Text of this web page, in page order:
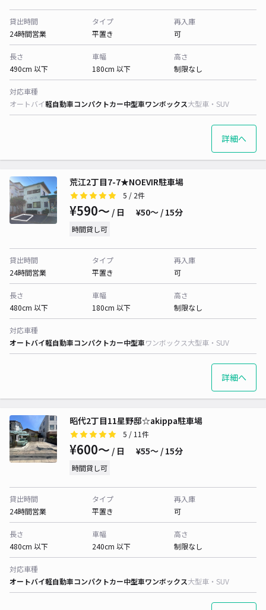
貸出時間
24時間営業
タイプ
平置き
再入庫
可
長さ
490cm 以下
車幅
180cm 以下
高さ
制限なし
対応車種
オートバイ軽自動車コンパクトカー中型車ワンボックス大型車・SUV
詳細へ
荒江2丁目7-7★NOEVIR駐車場
5 / 2件
¥590〜 / 日 ¥50〜 / 15分
時間貸し可
貸出時間
24時間営業
タイプ
平置き
再入庫
可
長さ
480cm 以下
車幅
180cm 以下
高さ
制限なし
対応車種
オートバイ軽自動車コンパクトカー中型車ワンボックス大型車・SUV
詳細へ
昭代2丁目11星野邸☆akippa駐車場
5 / 11件
¥600〜 / 日 ¥55〜 / 15分
時間貸し可
貸出時間
24時間営業
タイプ
平置き
再入庫
可
長さ
480cm 以下
車幅
240cm 以下
高さ
制限なし
対応車種
オートバイ軽自動車コンパクトカー中型車ワンボックス大型車・SUV